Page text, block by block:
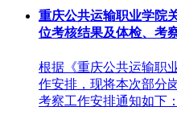
重庆公共运输职业学院
位考核结果及体检、考
根据《重庆公共运输职
作安排，现将本次部分
考察工作安排通知如下： ​